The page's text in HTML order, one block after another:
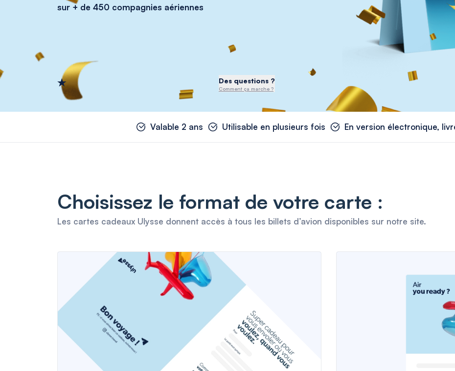
sur + de 450 compagnies aériennes
Des questions ?
Comment ça marche ?
Valable 2 ans Utilisable en plusieurs fois En version électronique,
Choisissez le format de votre carte :
Les cartes cadeaux Ulysse donnent accès à tous les billets d’avion disponibles sur notre site.